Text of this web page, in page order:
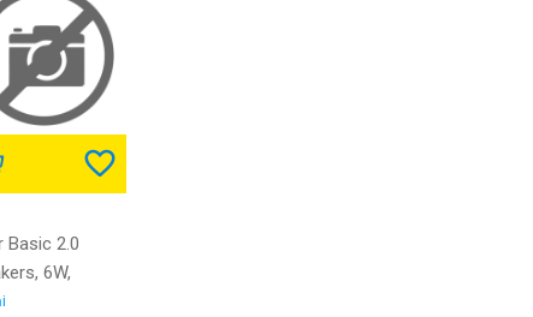
Basic 2.0
6W,
Wooden